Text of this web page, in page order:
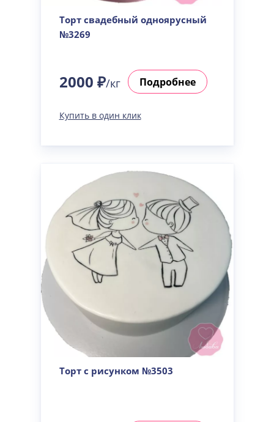
Торт свадебный одноярусный
№3269
2000 ₽/кг Подробнее
Купить в один клик
Торт с рисунком №3503